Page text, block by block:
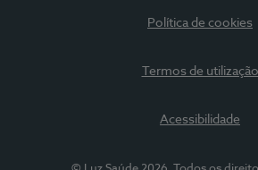
Política de cookies
Termos de utilização
Acessibilidade